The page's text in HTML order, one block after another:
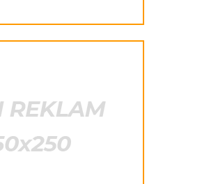
marağın artması